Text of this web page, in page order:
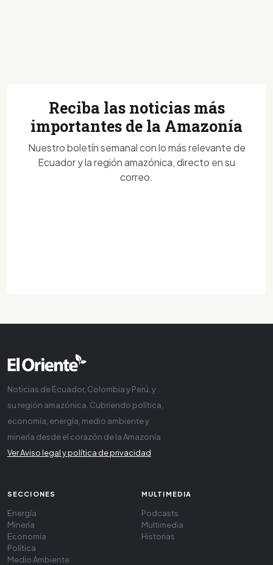
Reciba las noticias más
importantes de la Amazonía
Nuestro boletín semanal con lo más relevante de
Ecuador y la región amazónica, directo en su
correo.
Noticias de Ecuador, Colombia y Perú, y
su región amazónica. Cubriendo política,
economía, energía, medio ambiente y
minería desde el corazón de la Amazonía
Ver Aviso legal y política de privacidad
SECCIONES
Energía
Minería
Economía
Política
Medio Ambiente
MULTIMEDIA
Podcasts
Multimedia
Historias